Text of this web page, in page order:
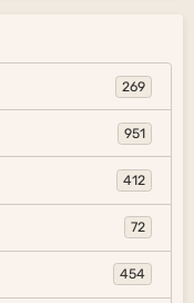
269
951
412
72
454